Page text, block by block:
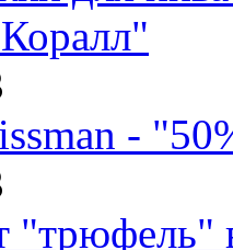
-
"трюфель"